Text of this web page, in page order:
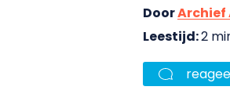
DoorArchief
Leestijd:2